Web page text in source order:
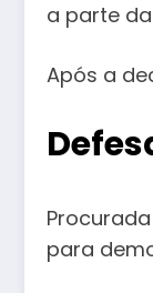
a parte
Após a
para